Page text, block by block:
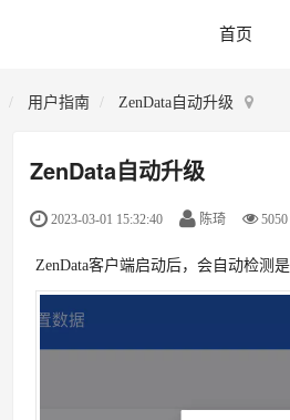
首页
用户指南 ZenData自动升级
ZenData自动升级
2023-03-01 15:32:40 陈琦 5050
ZenData客户端启动后，会自动检测